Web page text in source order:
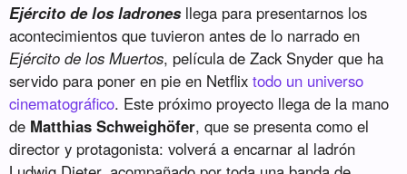
Ejército de los ladronesllega para presentarnos los
acontecimientos que tuvieron antes de lo narrado en
Ejército de los Muertos, película de Zack Snyder que ha
servido para poner en pie en Netflixtodo un universo
cinematográfico. Este próximo proyecto llega de la mano
de Matthias Schweighöfer, que se presenta como el
director y protagonista: volverá a encarnar al ladrón